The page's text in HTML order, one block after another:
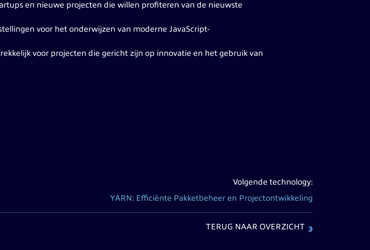
en nieuwe projecten die willen profiteren van de nieuwste
voor het onderwijzen van moderne JavaScript-
voor projecten die gericht zijn op innovatie en het gebruik van
Volgende technology:
YARN: Efficiënte Pakketbeheer en Projectontwikkeling
TERUG NAAR OVERZICHT